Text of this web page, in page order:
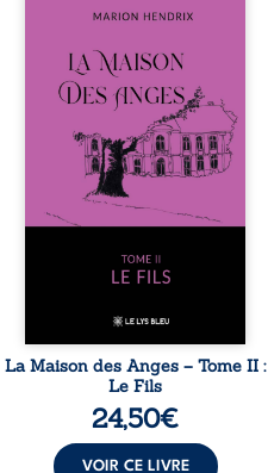
Nous sommes en 1979, soit 15
patriarche Anatole-Eustache.
La famille devra affronter non
seulement un inconnu qui rôde
autour du domaine et dont
Firmin, le fidèle majordome,
redoute les visites, le passé
encombrant d’Anatole-
Eustache, la malédiction
familiale, mais aussi la toute-
comment dompter cet enfant
avant qu’il ...
La Maison des Anges – Tome II :
Le Fils
24,50€
VOIR CE LIVRE